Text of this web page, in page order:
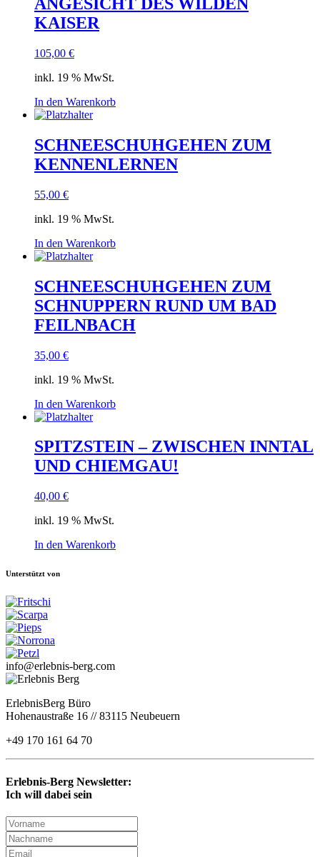
KAISER
105,00 €
inkl. 19 % MwSt.
In den Warenkorb
SCHNEESCHUHGEHEN ZUM
KENNENLERNEN
55,00 €
inkl. 19 % MwSt.
In den Warenkorb
SCHNEESCHUHGEHEN ZUM
SCHNUPPERN RUND UM BAD
FEILNBACH
35,00 €
inkl. 19 % MwSt.
In den Warenkorb
SPITZSTEIN – ZWISCHEN INNTAL
UND CHIEMGAU!
40,00 €
inkl. 19 % MwSt.
In den Warenkorb
Unterstützt von
info@erlebnis-berg.com
ErlebnisBerg Büro
Hohenaustraße 16 // 83115 Neubeuern
+49 170 161 64 70
Erlebnis-Berg Newsletter:
Ich will dabei sein